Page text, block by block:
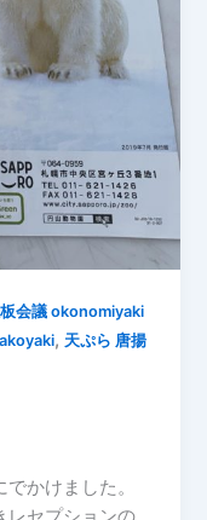
会議 okonomiyaki
, 天ぷら 唐揚
かけました。